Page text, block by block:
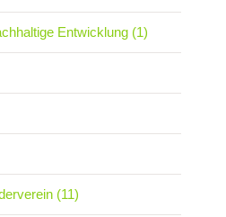
Entwicklung (1)
(11)